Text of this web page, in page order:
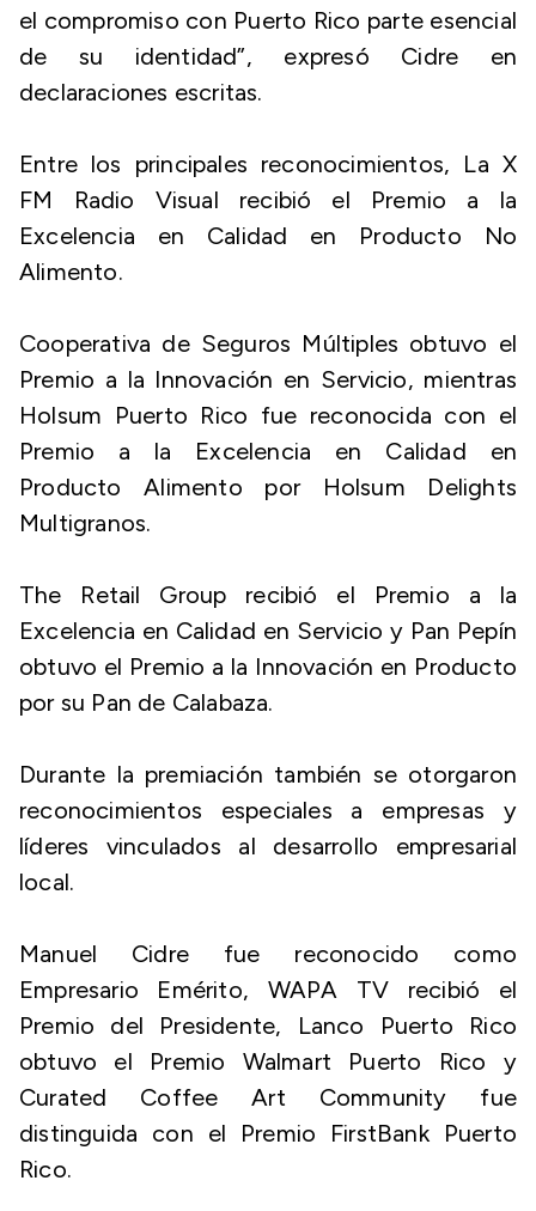
el compromiso con Puerto Rico parte esencial
de su identidad”, expresó Cidre en
declaraciones escritas.
Entre los principales reconocimientos, La X
FM Radio Visual recibió el Premio a la
Excelencia en Calidad en Producto No
Alimento.
Cooperativa de Seguros Múltiples obtuvo el
Premio a la Innovación en Servicio, mientras
Holsum Puerto Rico fue reconocida con el
Premio a la Excelencia en Calidad en
Producto Alimento por Holsum Delights
Multigranos.
The Retail Group recibió el Premio a la
Excelencia en Calidad en Servicio y Pan Pepín
obtuvo el Premio a la Innovación en Producto
por su Pan de Calabaza.
Durante la premiación también se otorgaron
reconocimientos especiales a empresas y
líderes vinculados al desarrollo empresarial
local.
Manuel Cidre fue reconocido como
Empresario Emérito, WAPA TV recibió el
Premio del Presidente, Lanco Puerto Rico
obtuvo el Premio Walmart Puerto Rico y
Curated Coffee Art Community fue
distinguida con el Premio FirstBank Puerto
Rico.